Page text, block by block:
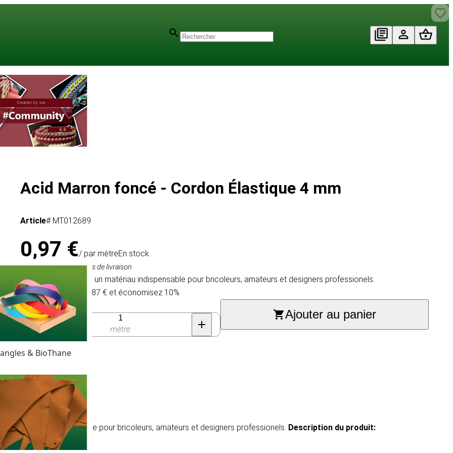
& BioThane
Acid Marron foncé - Cordon Élastique 4 mm
Article# MT012689
0,97 €/ par mètreEn stock
TVA comprise, hors frais de livraison
Du cordon élastique: un matériau indispensable pour bricoleurs, amateurs et designers professionels.
Achetez 100 pour 0,87 € et économisez 10%
Quantité
mètre
Ajouter au panier
un matériau indispensable pour bricoleurs, amateurs et designers professionels. Description du produit​: